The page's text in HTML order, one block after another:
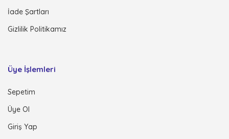
İade Şartları
Gizlilik Politikamız
Üye İşlemleri
Sepetim
Üye Ol
Giriş Yap